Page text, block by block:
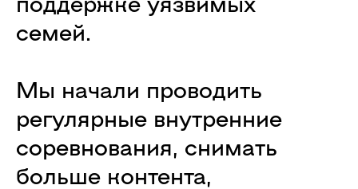
семей.
Мы начали проводить
регулярные внутренние
соревнования, снимать
больше контента,